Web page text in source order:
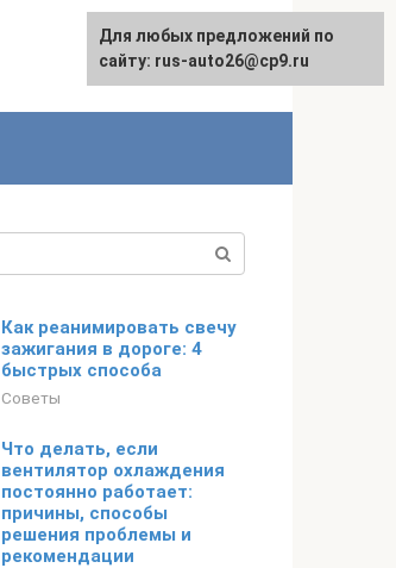
Как реанимировать свечу
зажигания в дороге: 4
быстрых способа
Советы
Что делать, если
вентилятор охлаждения
постоянно работает:
причины, способы
решения проблемы и
рекомендации
Для любых предложений по
сайту: rus-auto26@cp9.ru